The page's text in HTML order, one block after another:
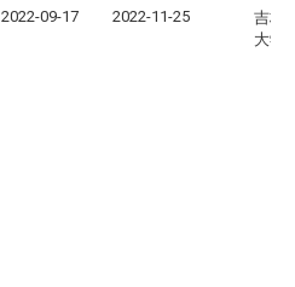
2022-09-17 2022-11-25
吉林
大学